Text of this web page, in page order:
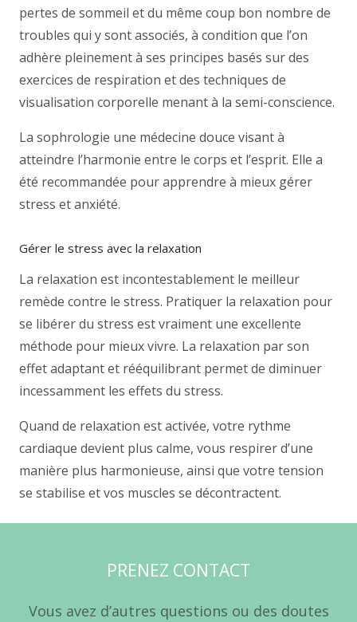
pertes de sommeil et du même coup bon nombre de
troubles qui y sont associés, à condition que l’on
adhère pleinement à ses principes basés sur des
exercices de respiration et des techniques de
visualisation corporelle menant à la semi-conscience.
La sophrologie une médecine douce visant à
atteindre l’harmonie entre le corps et l’esprit. Elle a
été recommandée pour apprendre à mieux gérer
stress et anxiété.
Gérer le stress avec la relaxation
La relaxation est incontestablement le meilleur
remède contre le stress. Pratiquer la relaxation pour
se libérer du stress est vraiment une excellente
méthode pour mieux vivre. La relaxation par son
effet adaptant et rééquilibrant permet de diminuer
incessamment les effets du stress.
Quand de relaxation est activée, votre rythme
cardiaque devient plus calme, vous respirer d’une
manière plus harmonieuse, ainsi que votre tension
se stabilise et vos muscles se décontractent.
PRENEZ CONTACT
Vous avez d’autres questions ou des doutes